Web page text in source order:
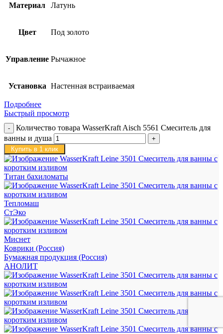
Материал Латунь
Цвет Под золото
Управление Рычажное
Установка Настенная встраиваемая
Подробнее
Быстрый просмотр
Количество товара WasserKraft Aisch 5561 Смеситель для
ванны и душа
Купить в 1 клик
Титан бахиломаты
Тепломаш
СтЭко
Миснет
Коврики (Россия)
Бумажная продукция (Россия)
АНОЛИТ